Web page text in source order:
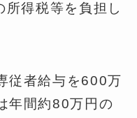
得税等を負担し
従者給与を600万
年間約80万円の